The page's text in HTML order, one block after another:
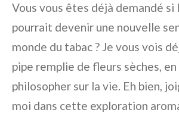
Vous vous êtes déjà demandé si
pourrait devenir une nouvelle
monde du tabac ? Je vous vois
pipe remplie de fleurs sèches,
philosopher sur la vie. Eh bien,
moi dans cette exploration